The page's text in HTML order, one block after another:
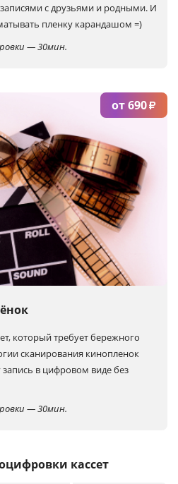
с друзьями и родными. И
пленку карандашом =)
— 30мин.
который требует бережного
сканирования кинопленок
в цифровом виде без
— 30мин.
от 690₽
кассет